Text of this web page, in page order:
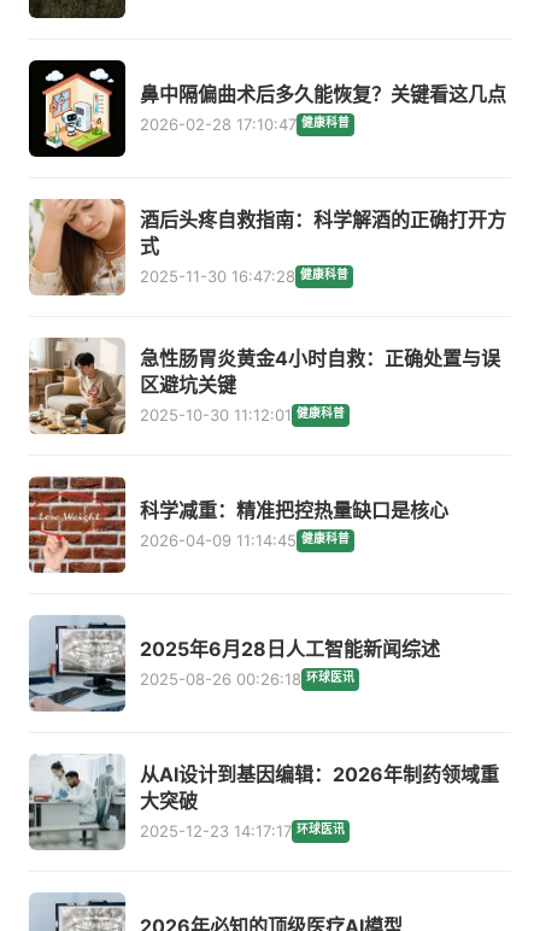
鼻中隔偏曲术后多久能恢复？关键看这几点
2026-02-28 17:10:47 健康科普
酒后头疼自救指南：科学解酒的正确打开方
式
2025-11-30 16:47:28 健康科普
急性肠胃炎黄金4小时自救：正确处置与误
区避坑关键
2025-10-30 11:12:01 健康科普
科学减重：精准把控热量缺口是核心
2026-04-09 11:14:45 健康科普
2025年6月28日人工智能新闻综述
2025-08-26 00:26:18 环球医讯
从AI设计到基因编辑：2026年制药领域重
大突破
2025-12-23 14:17:17 环球医讯
2026年必知的顶级医疗AI模型